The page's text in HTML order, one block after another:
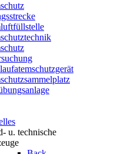
u. technische